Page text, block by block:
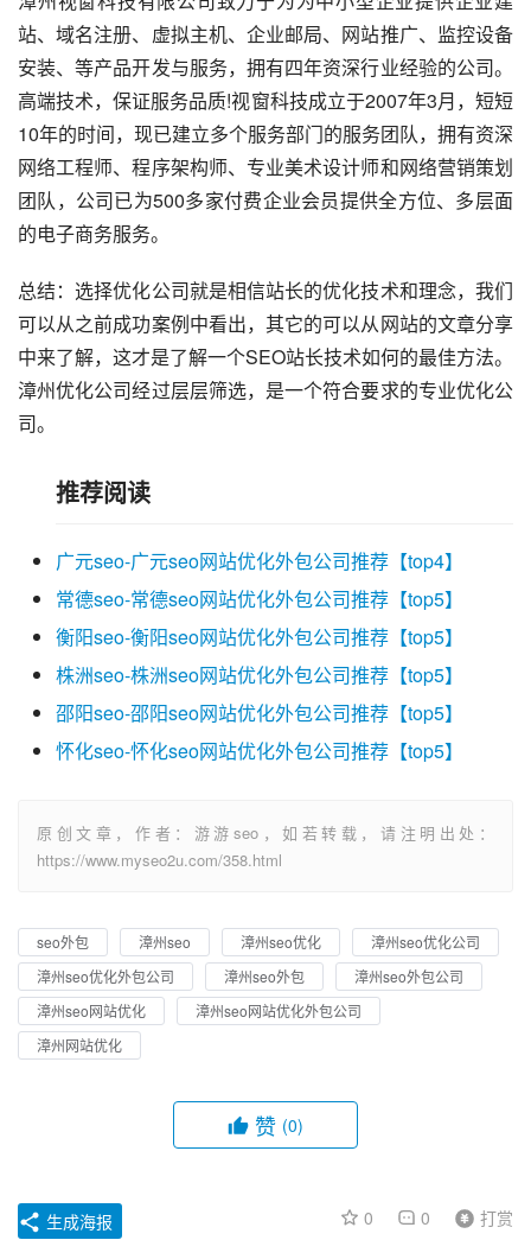
站、域名注册、虚拟主机、企业邮局、网站推广、监控设备
安装、等产品开发与服务，拥有四年资深行业经验的公司。
高端技术，保证服务品质!视窗科技成立于2007年3月，短短
10年的时间，现已建立多个服务部门的服务团队，拥有资深
网络工程师、程序架构师、专业美术设计师和网络营销策划
团队，公司已为500多家付费企业会员提供全方位、多层面
的电子商务服务。
总结：选择优化公司就是相信站长的优化技术和理念，我们
可以从之前成功案例中看出，其它的可以从网站的文章分享
中来了解，这才是了解一个SEO站长技术如何的最佳方法。
漳州优化公司经过层层筛选，是一个符合要求的专业优化公
司。
推荐阅读
广元seo-广元seo网站优化外包公司推荐【top4】
常德seo-常德seo网站优化外包公司推荐【top5】
衡阳seo-衡阳seo网站优化外包公司推荐【top5】
株洲seo-株洲seo网站优化外包公司推荐【top5】
邵阳seo-邵阳seo网站优化外包公司推荐【top5】
怀化seo-怀化seo网站优化外包公司推荐【top5】
原创文章，作者：游游seo，如若转载，请注明出处：
https://www.myseo2u.com/358.html
seo外包 漳州seo 漳州seo优化
漳州seo优化公司
漳州seo优化外包公司
漳州seo外包
漳州seo外包公司
漳州seo网站优化
漳州seo网站优化外包公司
漳州网站优化
赞 (0)
0 0 打赏
生成海报